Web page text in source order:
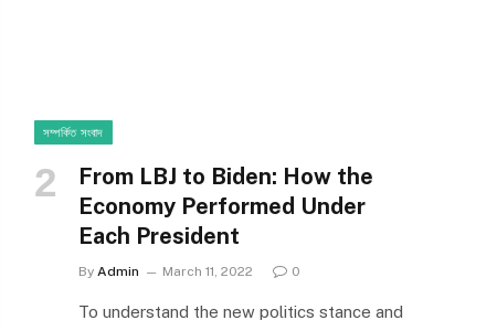
সম্পর্কিত সংবাদ
From LBJ to Biden: How the
Economy Performed Under
Each President
By Admin March 11, 2022 0
To understand the new politics stance and